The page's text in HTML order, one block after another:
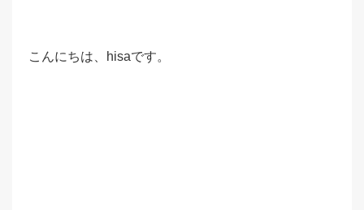
こんにちは、hisaです。